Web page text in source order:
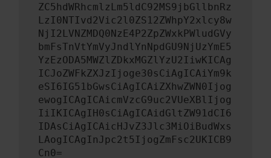
ZC5hdWRhcmlzLm5ldC92MS9jbGllbnRz
LzI0NTIvd2Vic2l0ZS12ZWhpY2xlcy8w
NjI2LVNZMDQ0NzE4P2ZpZWxkPWludGVy
bmFsTnVtYmVyJndlYnNpdGU9NjUzYmE5
YzEzODA5MWZlZDkxMGZlYzU2IiwKICAg
ICJoZWFkZXJzIjoge30sCiAgICAiYm9k
eSI6IG51bGwsCiAgICAiZXhwZWN0Ijog
ewogICAgICAicmVzcG9uc2VUeXBlIjog
IiIKICAgIH0sCiAgICAidGltZW91dCI6
IDAsCiAgICAicHJvZ3Jlc3MiOiBudWxs
LAogICAgInJpc2t5IjogZmFsc2UKICB9
Cn0=